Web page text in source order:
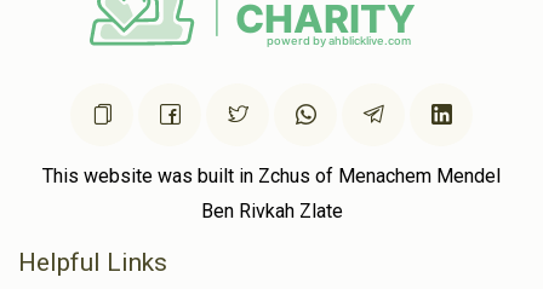
This website was built in Zchus of Menachem Mendel
Ben Rivkah Zlate
Helpful Links